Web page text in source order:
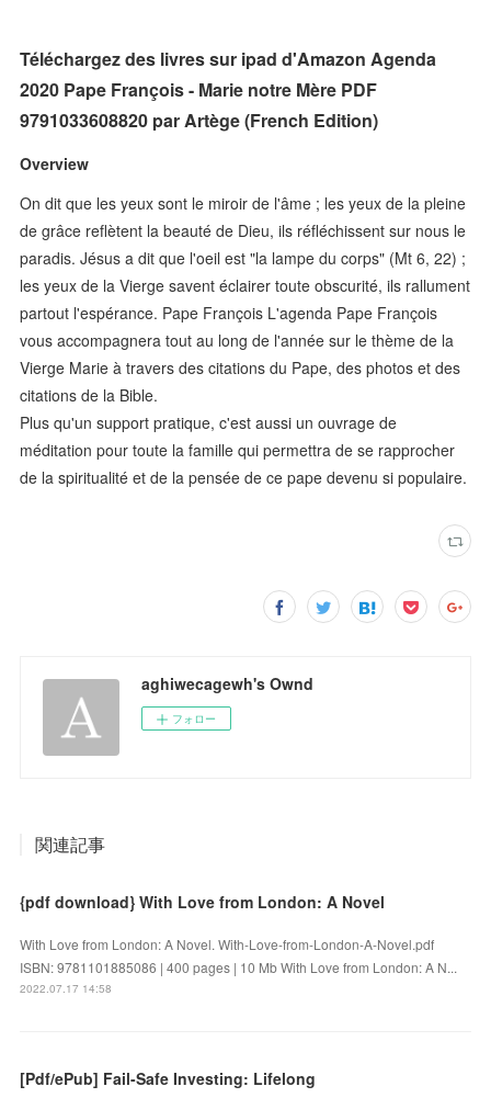
Téléchargez des livres sur ipad d'Amazon Agenda
2020 Pape François - Marie notre Mère PDF
9791033608820 par Artège (French Edition)
Overview
On dit que les yeux sont le miroir de l'âme ; les yeux de la pleine
de grâce reflètent la beauté de Dieu, ils réfléchissent sur nous le
paradis. Jésus a dit que l'oeil est "la lampe du corps" (Mt 6, 22) ;
les yeux de la Vierge savent éclairer toute obscurité, ils rallument
partout l'espérance. Pape François L'agenda Pape François
vous accompagnera tout au long de l'année sur le thème de la
Vierge Marie à travers des citations du Pape, des photos et des
citations de la Bible.
Plus qu'un support pratique, c'est aussi un ouvrage de
méditation pour toute la famille qui permettra de se rapprocher
de la spiritualité et de la pensée de ce pape devenu si populaire.
aghiwecagewh's Ownd
フォロー
関連記事
{pdf download} With Love from London: A Novel
With Love from London: A Novel. With-Love-from-London-A-Novel.pdf
ISBN: 9781101885086 | 400 pages | 10 Mb With Love from London: A N...
2022.07.17 14:58
[Pdf/ePub] Fail-Safe Investing: Lifelong